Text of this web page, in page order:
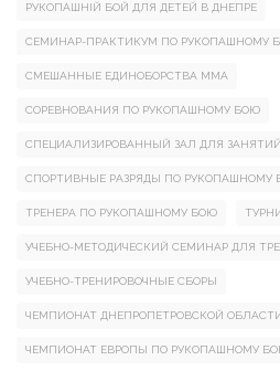
РУКОПАШНІЙ БОЙ ДЛЯ ДЕТЕЙ В ДНЕПРЕ
СЕМИНАР-ПРАКТИКУМ ПО РУКОПАШНОМУ
СМЕШАННЫЕ ЕДИНОБОРСТВА ММА
СОРЕВНОВАНИЯ ПО РУКОПАШНОМУ БОЮ
СПЕЦИАЛИЗИРОВАННЫЙ ЗАЛ ДЛЯ
СПОРТИВНЫЕ РАЗРЯДЫ ПО РУКОПАШНОМУ
ТРЕНЕРА ПО РУКОПАШНОМУ БОЮ
УЧЕБНО-МЕТОДИЧЕСКИЙ СЕМИНАР ДЛЯ
УЧЕБНО-ТРЕНИРОВОЧНЫЕ СБОРЫ
ЧЕМПИОНАТ ДНЕПРОПЕТРОВСКОЙ
ЧЕМПИОНАТ ЕВРОПЫ ПО РУКОПАШНОМУ